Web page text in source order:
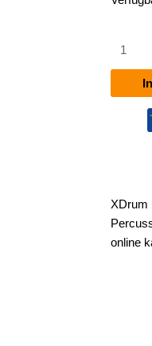
Bongos
Weinrot
XDrum
online